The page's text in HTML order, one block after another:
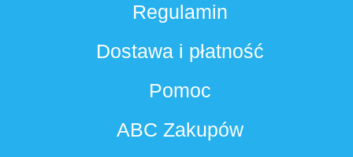
Regulamin
Dostawa i płatność
Pomoc
ABC Zakupów